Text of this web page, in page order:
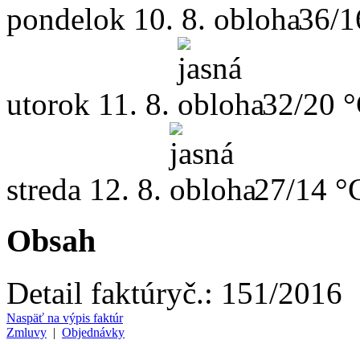
pondelok 10. 8. 36/
utorok 11. 8. 32/20
streda 12. 8. 27/14
Obsah
Detail faktúryč.: 151/2016
Naspäť na výpis faktúr
Zmluvy | Objednávky